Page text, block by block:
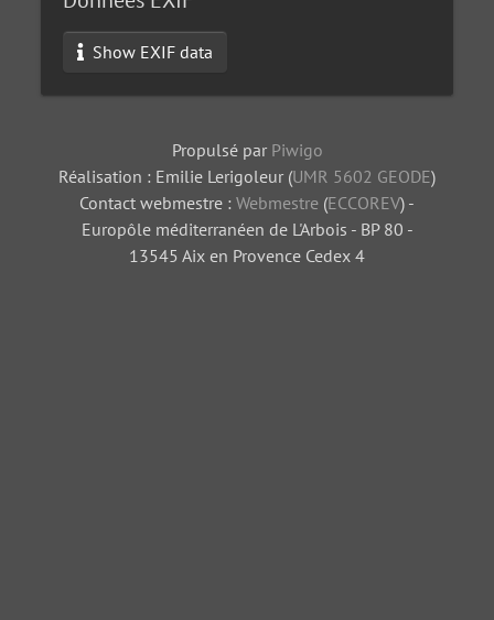
Show EXIF data
Propulsé par Piwigo
Réalisation : Emilie Lerigoleur (UMR 5602 GEODE)
Contact webmestre : Webmestre (ECCOREV) -
Europôle méditerranéen de L'Arbois - BP 80 -
13545 Aix en Provence Cedex 4